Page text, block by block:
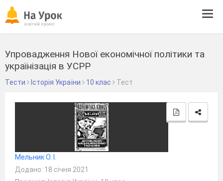
Упровадження Нової економічної політики та
українізація в УСРР
Тести Історія України 10 клас Тест
Мельник О. І.
Додано: 18 січня 2021